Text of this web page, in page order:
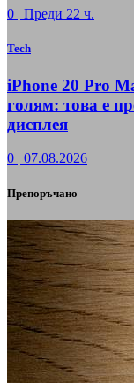
0 | Преди 22 ч.
Tech
iPhone 20 Pro
голям: това е
дисплея
0 | 07.08.2026
Препоръчано